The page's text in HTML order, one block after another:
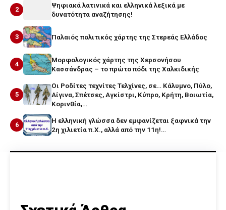
2
Ψηφιακά λατινικά και ελληνικά λεξικά με
δυνατότητα αναζήτησης!
3 Παλαιός πολιτικός χάρτης της Στερεάς Ελλάδος
4
Μορφολογικός χάρτης της Χερσονήσου
Κασσάνδρας – το πρώτο πόδι της Χαλκιδικής
5
Οι Ροδίτες τεχνίτες Τελχίνες, σε… Κάλυμνο, Πύλο,
Αίγινα, Σπέτσες, Αγκίστρι, Κύπρο, Κρήτη, Βοιωτία,
Κορινθία,…
6
Η ελληνική γλώσσα δεν εμφανίζεται ξαφνικά την
2η χιλιετία π.Χ., αλλά από την 11η!…